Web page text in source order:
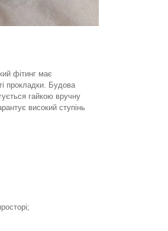
фітинг має
прокладки. Будова
гайкою вручну
високий ступінь